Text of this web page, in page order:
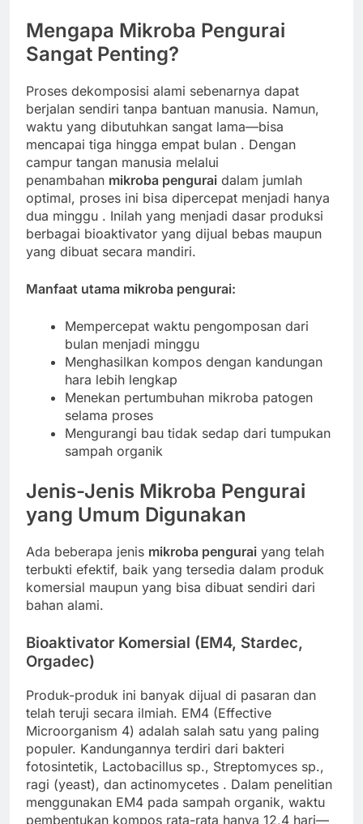
Mengapa Mikroba Pengurai
Sangat Penting?
Proses dekomposisi alami sebenarnya dapat
berjalan sendiri tanpa bantuan manusia. Namun,
waktu yang dibutuhkan sangat lama—bisa
mencapai tiga hingga empat bulan . Dengan
campur tangan manusia melalui
penambahan mikroba pengurai dalam jumlah
optimal, proses ini bisa dipercepat menjadi hanya
dua minggu . Inilah yang menjadi dasar produksi
berbagai bioaktivator yang dijual bebas maupun
yang dibuat secara mandiri.
Manfaat utama mikroba pengurai:
Mempercepat waktu pengomposan dari
bulan menjadi minggu
Menghasilkan kompos dengan kandungan
hara lebih lengkap
Menekan pertumbuhan mikroba patogen
selama proses
Mengurangi bau tidak sedap dari tumpukan
sampah organik
Jenis-Jenis Mikroba Pengurai
yang Umum Digunakan
Ada beberapa jenis mikroba pengurai yang telah
terbukti efektif, baik yang tersedia dalam produk
komersial maupun yang bisa dibuat sendiri dari
bahan alami.
Bioaktivator Komersial (EM4, Stardec,
Orgadec)
Produk-produk ini banyak dijual di pasaran dan
telah teruji secara ilmiah. EM4 (Effective
Microorganism 4) adalah salah satu yang paling
populer. Kandungannya terdiri dari bakteri
fotosintetik, Lactobacillus sp., Streptomyces sp.,
ragi (yeast), dan actinomycetes . Dalam penelitian
menggunakan EM4 pada sampah organik, waktu
pembentukan kompos rata-rata hanya 12,4 hari—